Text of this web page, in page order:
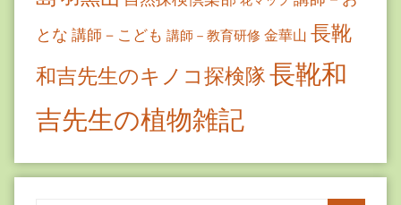
とな 講師－こども 講師－教育研修 金華山 長靴
和吉先生のキノコ探検隊長靴和
吉先生の植物雑記